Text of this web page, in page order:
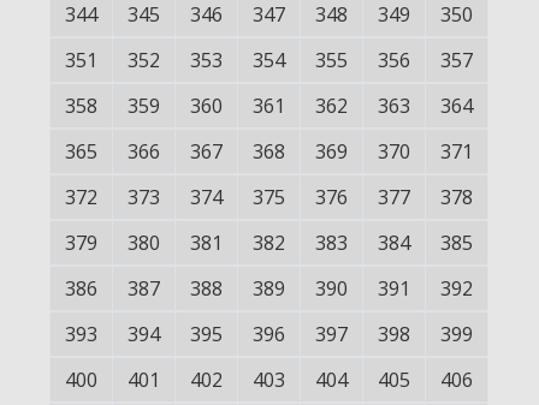
344
345 346 347 348 349
350
351
352 353 354 355 356
357
358
359 360 361 362 363
364
365
366 367 368 369 370
371
372
373 374 375 376 377
378
379
380 381 382 383 384
385
386
387 388 389 390 391
392
393
394 395 396 397 398
399
400
401 402 403 404 405 406